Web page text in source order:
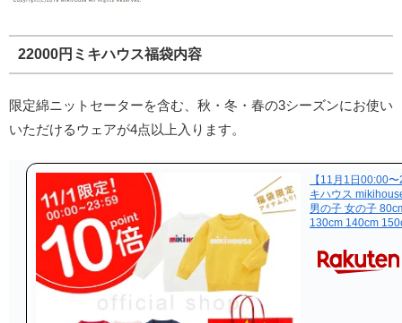
22000円ミキハウス福袋内容
限定綿ニットセーターを含む、秋・冬・春の3シーズンにお使い
いただけるウェアが4点以上入ります。
【11月1日00:00
キハウス
男の子 女の子
130cm 140cm